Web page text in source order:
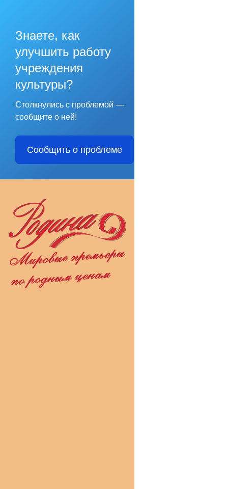
Знаете, как
улучшить работу
учреждения
культуры?
Столкнулись с проблемой —
сообщите о ней!
Сообщить о проблеме